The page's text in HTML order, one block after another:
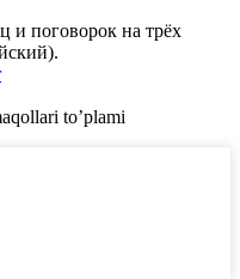
и поговорок на трёх
toʼplami